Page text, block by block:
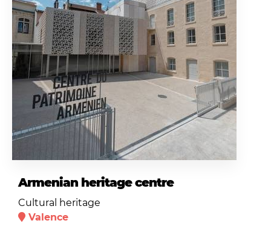
Armenian heritage centre
Cultural heritage
Valence